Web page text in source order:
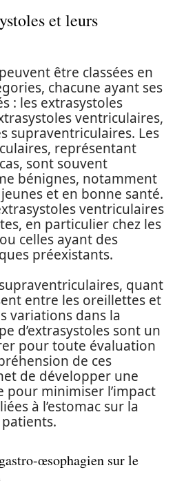
et leurs
être classées en
chacune ayant ses
: les extrasystoles
ventriculaires,
supraventriculaires. Les
représentant
sont souvent
bénignes, notamment
et en bonne santé.
ventriculaires
en particulier chez les
celles ayant des
préexistants.
quant
entre les oreillettes et
variations dans la
d’extrasystoles sont un
pour toute évaluation
de ces
de développer une
pour minimiser l’impact
à l’estomac sur la
œsophagien sur le